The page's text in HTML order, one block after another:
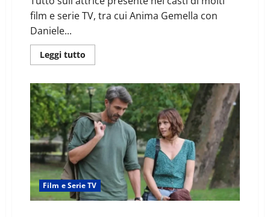
film e serie TV, tra cui Anima Gemella con
Daniele...
Leggi tutto
Film e Serie TV